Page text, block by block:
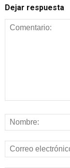
Dejar respuesta